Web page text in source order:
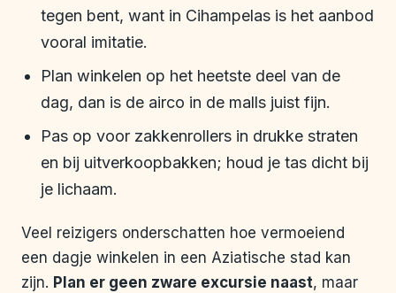
tegen bent, want in Cihampelas is het aanbod
vooral imitatie.
Plan winkelen op het heetste deel van de
dag, dan is de airco in de malls juist fijn.
Pas op voor zakkenrollers in drukke straten
en bij uitverkoopbakken; houd je tas dicht bij
je lichaam.
Veel reizigers onderschatten hoe vermoeiend
een dagje winkelen in een Aziatische stad kan
zijn. Plan er geen zware excursie naast, maar